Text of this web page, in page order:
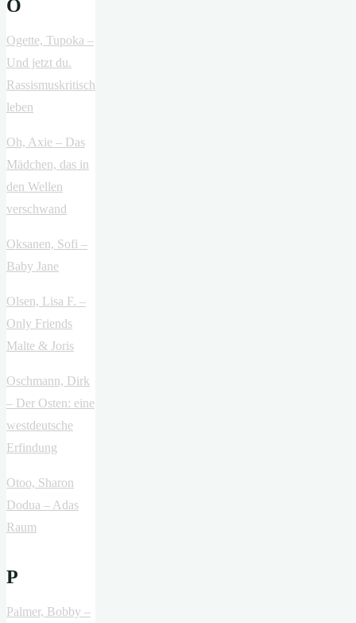
O
Ogette, Tupoka –
Und jetzt du.
Rassismuskritisch
leben
Oh, Axie – Das
Mädchen, das in
den Wellen
verschwand
Oksanen, Sofi –
Baby Jane
Olsen, Lisa F. –
Only Friends
Malte & Joris
Oschmann, Dirk
– Der Osten: eine
westdeutsche
Erfindung
Otoo, Sharon
Dodua – Adas
Raum
P
Palmer, Bobby –